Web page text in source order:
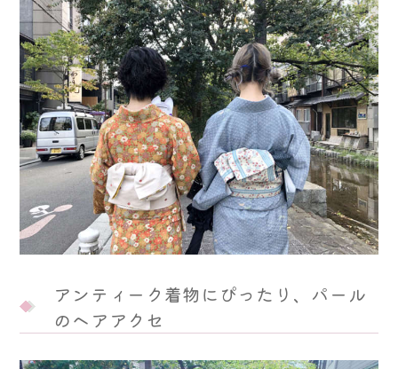
アンティーク着物にぴったり、パール
のヘアアクセ